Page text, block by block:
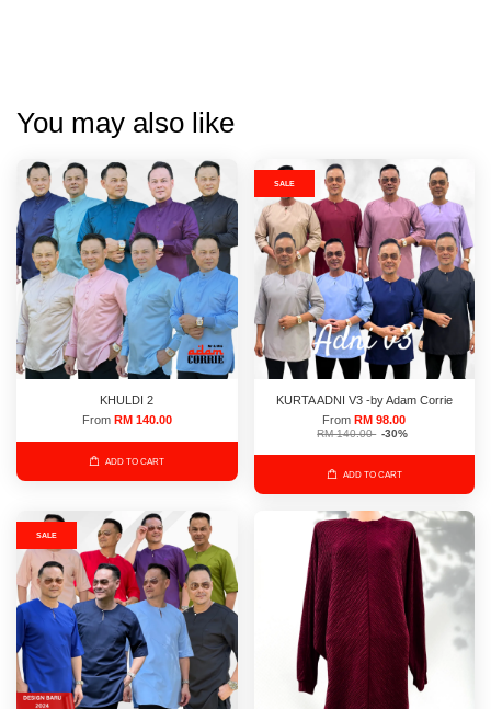
You may also like
KHULDI 2
From RM 140.00
ADD TO CART
SALE
KURTA ADNI V3 -by Adam Corrie
FromRM 98.00
RM 140.00 -30%
ADD TO CART
SALE